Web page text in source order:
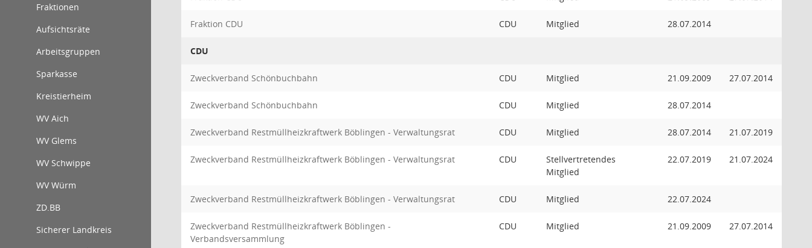
Fraktionen
Aufsichtsräte
Arbeitsgruppen
Sparkasse
Kreistierheim
WV Aich
WV Glems
WV Schwippe
WV Würm
ZD.BB
Sicherer Landkreis
Fraktion CDU CDU Mitglied 28.07.2014
CDU
Zweckverband Schönbuchbahn CDU Mitglied 21.09.2009 27.07.2014
Zweckverband Schönbuchbahn CDU Mitglied 28.07.2014
Zweckverband Restmüllheizkraftwerk Böblingen - Verwaltungsrat CDU Mitglied 28.07.2014 21.07.2019
Zweckverband Restmüllheizkraftwerk Böblingen - Verwaltungsrat CDU
Stellvertretendes
Mitglied
22.07.2019 21.07.2024
Zweckverband Restmüllheizkraftwerk Böblingen - Verwaltungsrat CDU Mitglied 22.07.2024
Zweckverband Restmüllheizkraftwerk Böblingen -
Verbandsversammlung
CDU Mitglied 21.09.2009 27.07.2014